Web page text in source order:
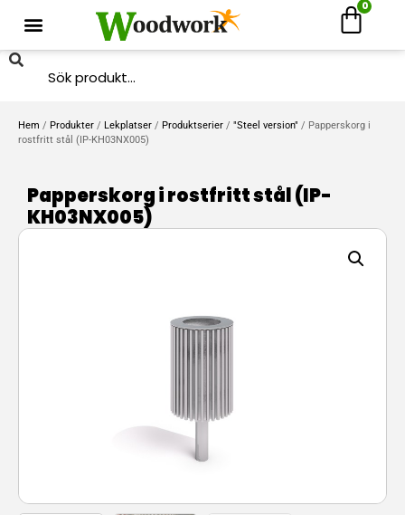
0
Hem / Produkter / Lekplatser / Produktserier / "Steel version" / Papperskorg i
rostfritt stål (IP-KH03NX005)
Papperskorg i rostfritt stål (IP-
KH03NX005)